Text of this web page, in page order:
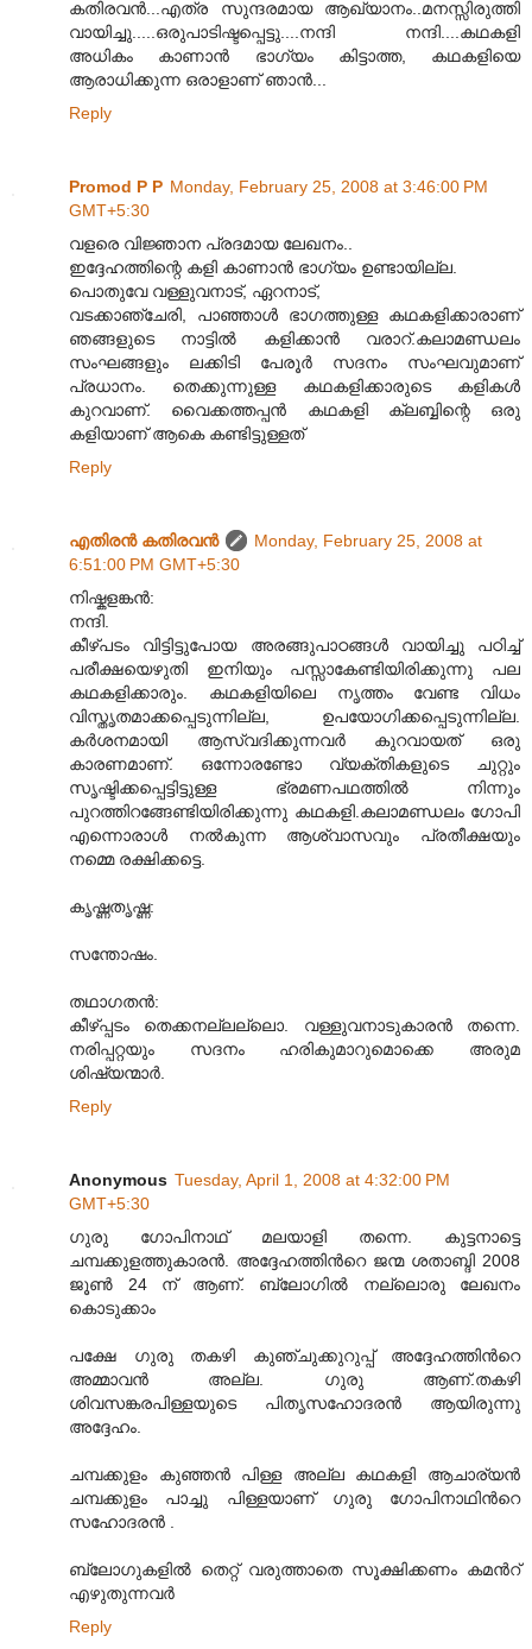
കതിരവന്‍...എത്ര സുന്ദരമായ ആഖ്യാനം..മനസ്സിരുത്തി
വായിച്ചു.....ഒരുപാടിഷ്ടപ്പെട്ടു....നന്ദി നന്ദി....കഥകളി
അധികം കാണാന്‍ ഭാഗ്യം കിട്ടാത്ത, കഥകളിയെ
ആരാധിക്കുന്ന ഒരാളാണ്‌ ഞാന്‍...
Reply
Promod P P Monday, February 25, 2008 at 3:46:00 PM
GMT+5:30
വളരെ വിജ്ഞാന പ്രദമായ ലേഖനം..
ഇദ്ദേഹത്തിന്റെ കളി കാണാന്‍ ഭാഗ്യം ഉണ്ടായില്ല.
പൊതുവേ വള്ളുവനാട്, ഏറനാട്,
വടക്കാഞ്ചേരി, പാഞ്ഞാള്‍ ഭാഗത്തുള്ള കഥകളിക്കാരാണ്
ഞങ്ങളുടെ നാട്ടില്‍ കളിക്കാന്‍ വരാറ്‌.കലാമണ്ഡലം
സംഘങ്ങളും ലക്കിടി പേരൂര്‍ സദനം സംഘവുമാണ്
പ്രധാനം. തെക്കുന്നുള്ള കഥകളിക്കാരുടെ കളികള്‍
കുറവാണ്. വൈക്കത്തപ്പന്‍ കഥകളി ക്ലബ്ബിന്റെ ഒരു
കളിയാണ് ആകെ കണ്ടിട്ടുള്ളത്
Reply
എതിരന്‍ കതിരവന്‍
Monday, February 25, 2008 at
6:51:00 PM GMT+5:30
നിഷ്കളങ്കന്‍:
നന്ദി.
കീഴ്പടം വിട്ടിട്ടുപോയ അരങ്ങുപാഠങ്ങള്‍‍ വായിച്ചു പഠിച്ച്
പരീക്ഷയെഴുതി ഇനിയും പസ്സാകേണ്ടിയിരിക്കുന്നു പല
കഥകളിക്കാരും. കഥകളിയിലെ നൃത്തം വേണ്ട വിധം
വിസ്തൃതമാക്കപ്പെടുന്നില്ല, ഉപയോഗിക്കപ്പെടുന്നില്ല.
കര്‍ശനമായി ആസ്വദിക്കുന്നവര്‍ കുറവായത് ഒരു
കാരണമാണ്. ഒന്നോരണ്ടോ വ്യക്തികളുടെ ചുറ്റും
സൃഷ്ടിക്കപ്പെട്ടിട്ടുള്ള ഭ്രമണപഥത്തില്‍ നിന്നും
പുറത്തിറങ്ങേണ്ടിയിരിക്കുന്നു കഥകളി.കലാമണ്ഡലം ഗോപി
എന്നൊരാള്‍ നല്‍കുന്ന ആശ്വാസവും പ്രതീക്ഷയും
നമ്മെ രക്ഷിക്കട്ടെ.
കൃഷ്ണതൃഷ്ണ:
സന്തോഷം.
തഥാഗതന്‍:
കീഴ്പ്പടം തെക്കനല്ലല്ലൊ. വള്ളുവനാടുകാരന്‍ തന്നെ.
നരിപ്പറ്റയും സദനം ഹരികുമാറുമൊക്കെ അരുമ
ശിഷ്യന്മാര്‍.
Reply
Anonymous Tuesday, April 1, 2008 at 4:32:00 PM
GMT+5:30
ഗുരു ഗോപിനാഥ് മലയാളി തന്നെ. കുട്ടനാട്ടെ
ചമ്പക്കുളത്തുകാരന്‍. അദ്ദേഹത്തിന്‍റെ ജന്മ ശതാബ്ദി 2008
ജൂണ്‍ 24 ന് ആണ്. ബ്ലോഗില്‍ നല്ലൊരു ലേഖനം
കൊടുക്കാം
പക്ഷേ ഗുരു തകഴി കുഞ്ചുക്കുറുപ്പ് അദ്ദേഹത്തിന്‍റെ
അമ്മാവന്‍ അല്ല. ഗുരു ആണ്.തകഴി
ശിവസങ്കരപിള്ളയുടെ പിതൃസഹോദരന്‍ ആയിരുന്നു
അദ്ദേഹം.
ചമ്പക്കുളം കുഞ്ഞന്‍ പിള്ള അല്ല കഥകളി ആചാര്യന്‍
ചമ്പക്കുളം പാച്ചു പിള്ളയാണ് ഗുരു ഗോപിനാഥിന്‍റെ
സഹോദരന്‍ .
ബ്ലോഗുകളില്‍ തെറ്റ് വരുത്താതെ സൂക്ഷിക്കണം കമന്‍റ്
എഴുതുന്നവര്‍
Reply